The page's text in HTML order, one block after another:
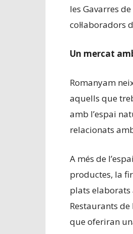
les Gavarres
col·laboradors
Un mercat
Romanyam
aquells que
amb l’espai
relacionats
A més de
productes, la
plats elaborats
Restaurants
que oferiran